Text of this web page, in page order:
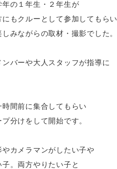
の１年生・２年生が
もクルーとして参加してもらい
みながらの取材・撮影でした。
バーや大人スタッフが指導に
間前に集合してもらい
分けをして開始です。
カメラマンがしたい子や
。両方やりたい子と